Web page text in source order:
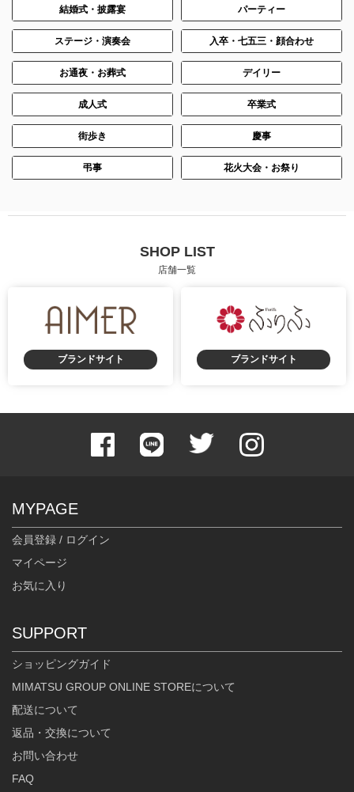
結婚式・披露宴 パーティー
ステージ・演奏会 入卒・七五三・顔合わせ
お通夜・お葬式 デイリー
成人式 卒業式
街歩き 慶事
弔事 花火大会・お祭り
SHOP LIST
店舗一覧
ブランドサイト ブランドサイト
MYPAGE
会員登録 / ログイン
マイページ
お気に入り
SUPPORT
ショッピングガイド
MIMATSU GROUP ONLINE STOREについて
配送について
返品・交換について
お問い合わせ
FAQ